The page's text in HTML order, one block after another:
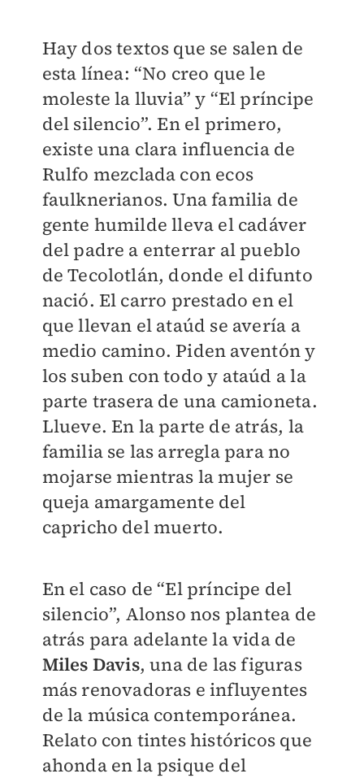
Hay dos textos que se salen de
esta línea: “No creo que le
moleste la lluvia” y “El príncipe
del silencio”. En el primero,
existe una clara influencia de
Rulfo mezclada con ecos
faulknerianos. Una familia de
gente humilde lleva el cadáver
del padre a enterrar al pueblo
de Tecolotlán, donde el difunto
nació. El carro prestado en el
que llevan el ataúd se avería a
medio camino. Piden aventón y
los suben con todo y ataúd a la
parte trasera de una camioneta.
Llueve. En la parte de atrás, la
familia se las arregla para no
mojarse mientras la mujer se
queja amargamente del
capricho del muerto.
En el caso de “El príncipe del
silencio”, Alonso nos plantea de
atrás para adelante la vida de
Miles Davis, una de las figuras
más renovadoras e influyentes
de la música contemporánea.
Relato con tintes históricos que
ahonda en la psique del